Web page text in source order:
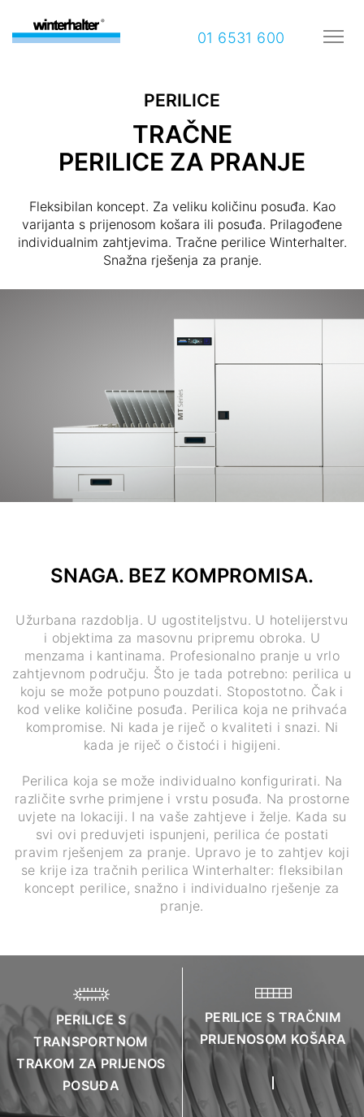
01 6531 600
PERILICE
TRAČNE
PERILICE ZA PRANJE
Fleksibilan koncept. Za veliku količinu posuđa. Kao
varijanta s prijenosom košara ili posuđa. Prilagođene
individualnim zahtjevima. Tračne perilice Winterhalter.
Snažna rješenja za pranje.
SNAGA. BEZ KOMPROMISA.
Užurbana razdoblja. U ugostiteljstvu. U hotelijerstvu
i objektima za masovnu pripremu obroka. U
menzama i kantinama. Profesionalno pranje u vrlo
zahtjevnom području. Što je tada potrebno: perilica u
koju se može potpuno pouzdati. Stopostotno. Čak i
kod velike količine posuđa. Perilica koja ne prihvaća
kompromise. Ni kada je riječ o kvaliteti i snazi. Ni
kada je riječ o čistoći i higijeni.
Perilica koja se može individualno konfigurirati. Na
različite svrhe primjene i vrstu posuđa. Na prostorne
uvjete na lokaciji. I na vaše zahtjeve i želje. Kada su
svi ovi preduvjeti ispunjeni, perilica će postati
pravim rješenjem za pranje. Upravo je to zahtjev koji
se krije iza tračnih perilica Winterhalter: fleksibilan
koncept perilice, snažno i individualno rješenje za
pranje.
PERILICE S
TRANSPORTNOM
TRAKOM ZA PRIJENOS
POSUĐA
PERILICE S TRAČNIM
PRIJENOSOM KOŠARA